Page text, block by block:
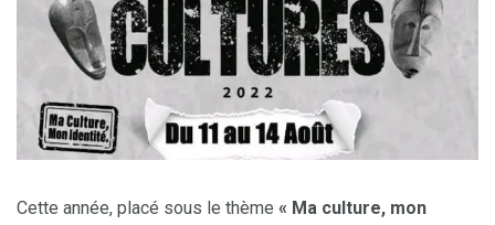
Cette année, placé sous le thème « Ma culture, mon